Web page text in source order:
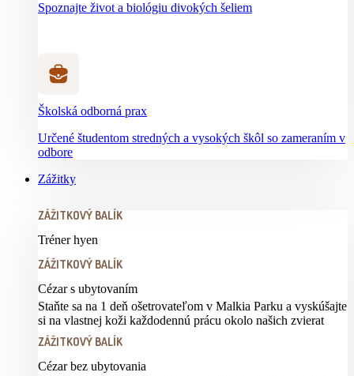
Spoznajte život a biológiu divokých šeliem
Školská odborná prax
Určené študentom stredných a vysokých škôl so zameraním v
odbore
Zážitky
ZÁŽITKOVÝ BALÍK
Tréner hyen
ZÁŽITKOVÝ BALÍK
Cézar s ubytovaním
Staňte sa na 1 deň ošetrovateľom v Malkia Parku a vyskúšajte
si na vlastnej koži každodennú prácu okolo našich zvierat
ZÁŽITKOVÝ BALÍK
Cézar bez ubytovania